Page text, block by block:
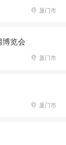
厦门市
览会
厦门市
厦门市